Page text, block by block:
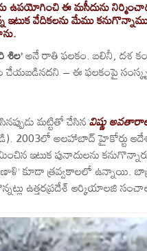
ఈ మసీదును
ఇటుక వేదికలను మేము
శిల’అనే రాతి ఫలకం. బలినీ, దశ
చేయబడినదని – ఈ ఫలకంపై
మట్టితో చేసినవిష్ణు
2003లో అలహాబాద్‌ హైకోర్టు
ఇటుక పునాదులను
కూడా త్రవ్వకాలలో ఉన్నాయి.
ఉత్తరప్రదేశ్‌ ఆర్కియాలజి